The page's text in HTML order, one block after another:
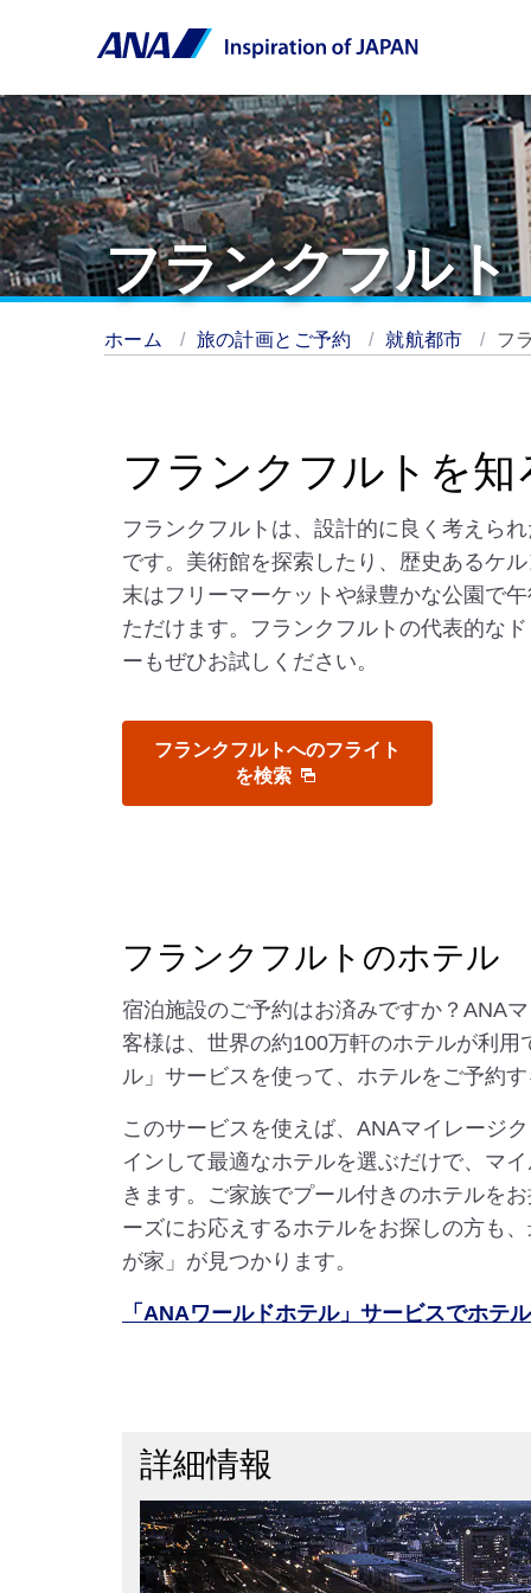
フランクフルト
ホーム 旅の計画とご予約 就航都市 フ
フランクフルトを知
フランクフルトは、設計的に良く考えら
です。美術館を探索したり、歴史あるケ
末はフリーマーケットや緑豊かな公園で
ただけます。フランクフルトの代表的な
ーもぜひお試しください。
フランクフルトへのフライト
を検索
フランクフルトのホテル
宿泊施設のご予約はお済みですか？ANA
客様は、世界の約100万軒のホテルが利用
ル」サービスを使って、ホテルをご予約
このサービスを使えば、ANAマイレージ
インして最適なホテルを選ぶだけで、マ
きます。ご家族でプール付きのホテルを
ーズにお応えするホテルをお探しの方も
が家」が見つかります。
「ANAワールドホテル」サービスでホテ
詳細情報